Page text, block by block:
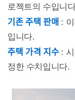
로젝트의 수입니
기존 주택 판매 :
입니다.
주택 가격 지수: 시
정한 수치입니다.